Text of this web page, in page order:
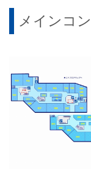
メインコ